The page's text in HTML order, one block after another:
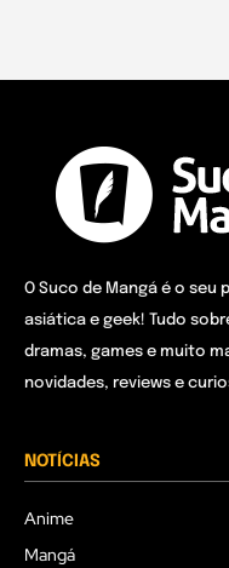
O Suco de Mangá é o
asiática e geek! Tudo
dramas, games e muito
novidades, reviews e
NOTÍCIAS
Anime
Mangá